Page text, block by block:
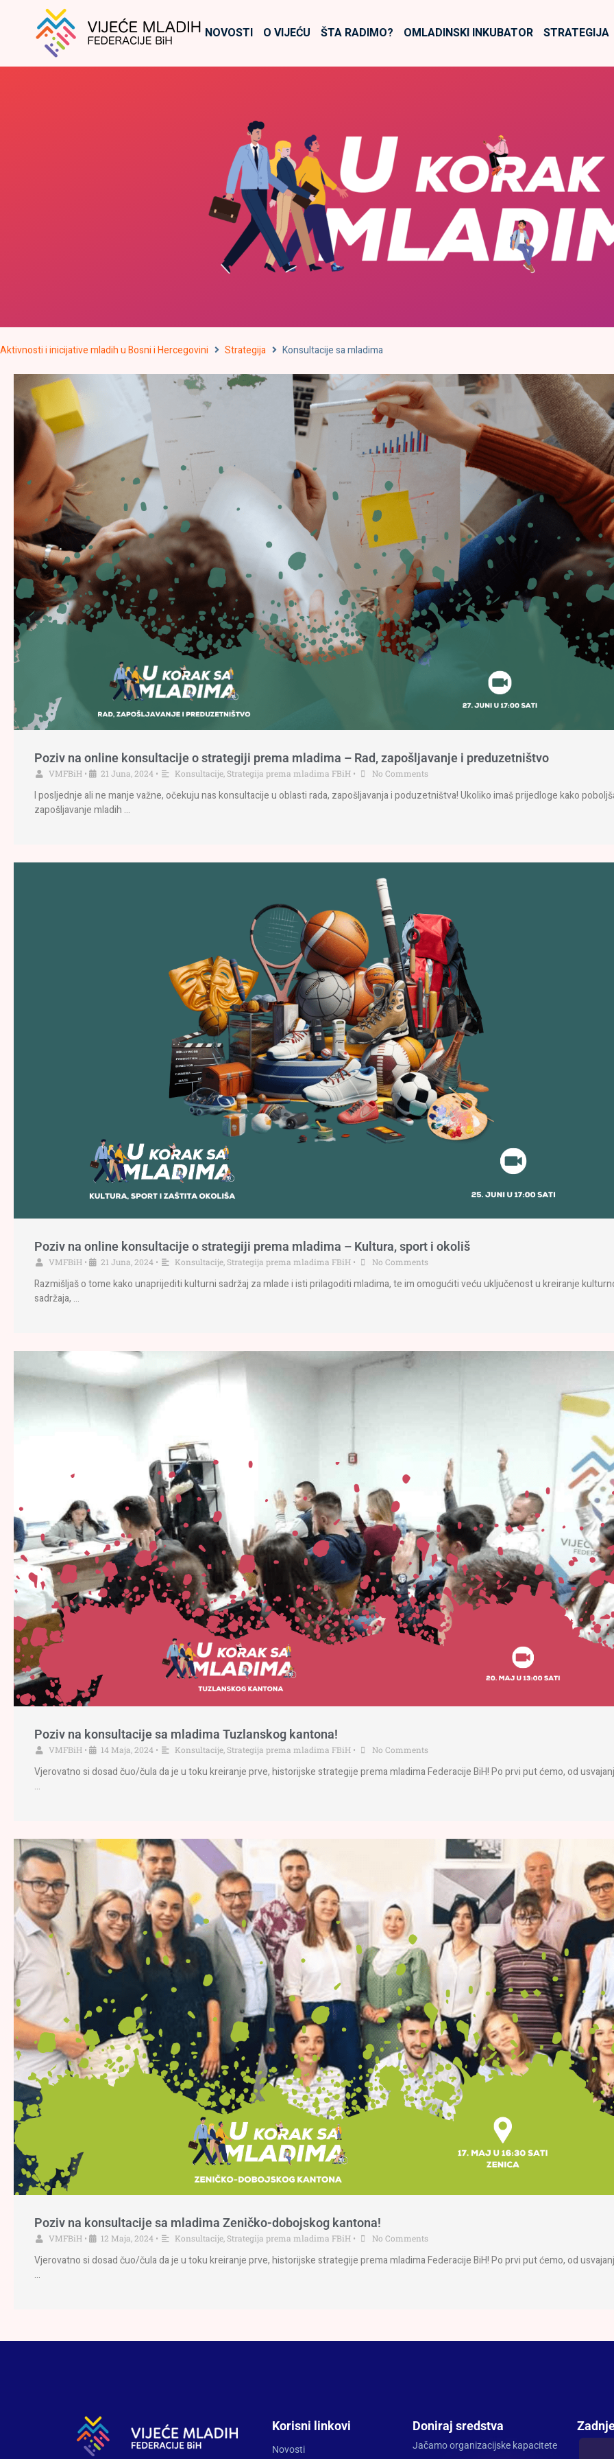
NOVOSTI O VIJEĆU ŠTA RADIMO? OMLADINSKI INKUBATOR STRATEGIJA
Aktivnosti i inicijative mladih u Bosni i Hercegovini Strategija Konsultacije sa mladima
Poziv na online konsultacije o strategiji prema mladima – Rad, zapošljavanje i preduzetništvo
VMFBiH • 21 Juna, 2024 • Konsultacije Strategija prema mladima FBiH • No Comments
I posljednje ali ne manje važne, očekuju nas konsultacije u oblasti rada, zapošljavanja i poduzetništva! Ukoliko imaš prijedloge kako
zapošljavanje mladih …
Poziv na online konsultacije o strategiji prema mladima – Kultura, sport i okoliš
VMFBiH • 21 Juna, 2024 • Konsultacije Strategija prema mladima FBiH • No Comments
Razmišljaš o tome kako unaprijediti kulturni sadržaj za mlade i isti prilagoditi mladima, te im omogućiti veću uključenost u kreiranje
sadržaja, …
Poziv na konsultacije sa mladima Tuzlanskog kantona!
VMFBiH • 14 Maja, 2024 • Konsultacije,Strategija prema mladima FBiH • No Comments
Vjerovatno si dosad čuo/čula da je u toku kreiranje prve, historijske strategije prema mladima Federacije BiH! Po prvi put ćemo, od
…
Poziv na konsultacije sa mladima Zeničko-dobojskog kantona!
VMFBiH • 12 Maja, 2024 • Konsultacije Strategija prema mladima FBiH • No Comments
Vjerovatno si dosad čuo/čula da je u toku kreiranje prve, historijske strategije prema mladima Federacije BiH! Po prvi put ćemo, od
…
Korisni linkovi
Novosti
Doniraj sredstva
Jačamo organizacijske kapacitete